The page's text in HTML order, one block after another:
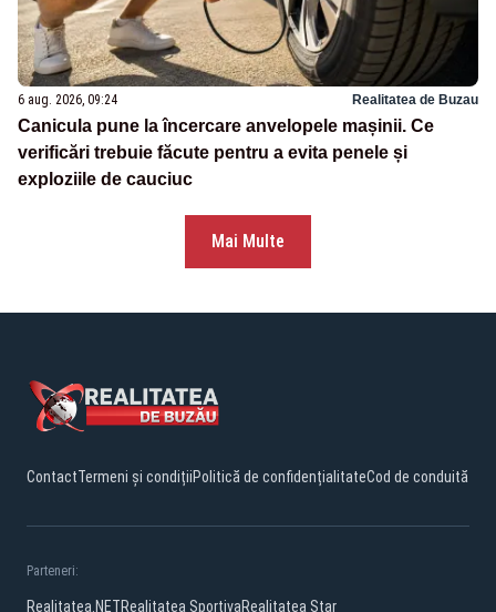
6 aug. 2026, 09:24 Realitatea de Buzau
Canicula pune la încercare anvelopele mașinii. Ce
verificări trebuie făcute pentru a evita penele și
exploziile de cauciuc
Mai Multe
ContactTermeni și condițiiPolitică de confidențialitateCod de conduită
Parteneri:
Realitatea.NETRealitatea SportivaRealitatea Star